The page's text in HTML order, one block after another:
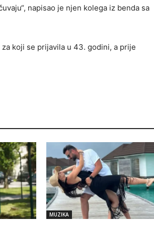
napisao je njen kolega iz benda sa
koji se prijavila u 43. godini, a prije
MUZIKA